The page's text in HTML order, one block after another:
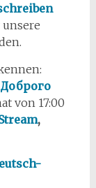
von 17:00
,